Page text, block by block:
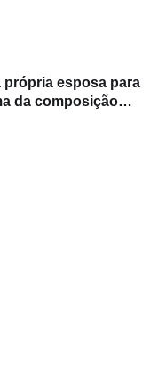
própria esposa para
da composição